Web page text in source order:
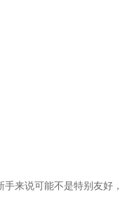
来说可能不是特别友